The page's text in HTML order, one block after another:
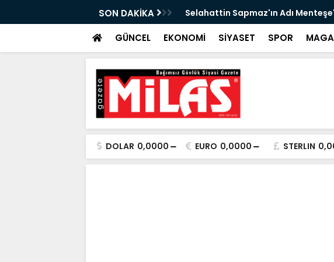
SON DAKİKA Selahattin Sapmaz'ın Adı
GÜNCEL EKONOMİ SİYASET SPOR
DOLAR 0,0000 EURO 0,0000 STERLIN